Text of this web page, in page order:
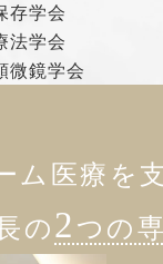
存学会
法学会
微鏡学会
ム医療を
の2 つの